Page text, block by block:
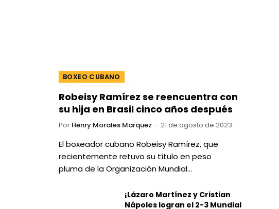
BOXEO CUBANO
Robeisy Ramírez se reencuentra con
su hija en Brasil cinco años después
Por Henry Morales Marquez 21 de agosto de 2023
El boxeador cubano Robeisy Ramírez, que
recientemente retuvo su título en peso
pluma de la Organización Mundial…
¡Lázaro Martínez y Cristian
Nápoles logran el 2-3 Mundial